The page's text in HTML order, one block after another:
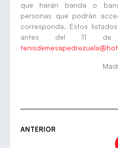
que harán banda o
personas que podrán
corresponda. Estos
antes del 11 de
ANTERIOR